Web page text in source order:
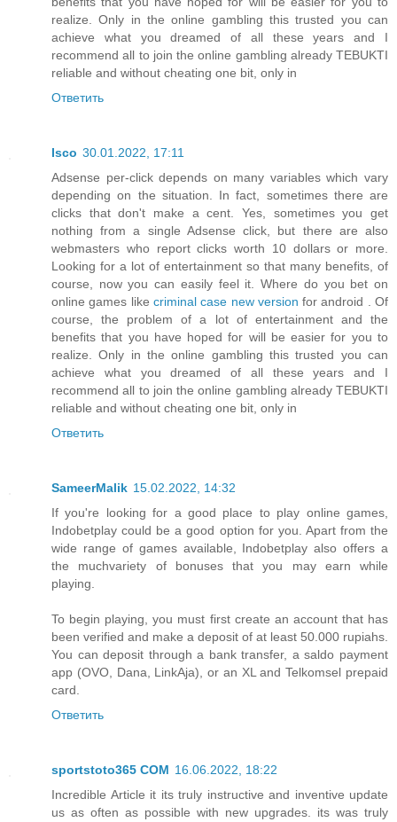
realize. Only in the online gambling this trusted you can
achieve what you dreamed of all these years and I
recommend all to join the online gambling already TEBUKTI
reliable and without cheating one bit, only in
Ответить
Isco 30.01.2022, 17:11
Adsense per-click depends on many variables which vary
depending on the situation. In fact, sometimes there are
clicks that don't make a cent. Yes, sometimes you get
nothing from a single Adsense click, but there are also
webmasters who report clicks worth 10 dollars or more.
Looking for a lot of entertainment so that many benefits, of
course, now you can easily feel it. Where do you bet on
online games like criminal case new version for android . Of
course, the problem of a lot of entertainment and the
benefits that you have hoped for will be easier for you to
realize. Only in the online gambling this trusted you can
achieve what you dreamed of all these years and I
recommend all to join the online gambling already TEBUKTI
reliable and without cheating one bit, only in
Ответить
SameerMalik 15.02.2022, 14:32
If you're looking for a good place to play online games,
Indobetplay could be a good option for you. Apart from the
wide range of games available, Indobetplay also offers a
the muchvariety of bonuses that you may earn while
playing.
To begin playing, you must first create an account that has
been verified and make a deposit of at least 50.000 rupiahs.
You can deposit through a bank transfer, a saldo payment
app (OVO, Dana, LinkAja), or an XL and Telkomsel prepaid
card.
Ответить
sportstoto365 COM 16.06.2022, 18:22
Incredible Article it its truly instructive and inventive update
us as often as possible with new upgrades. its was truly